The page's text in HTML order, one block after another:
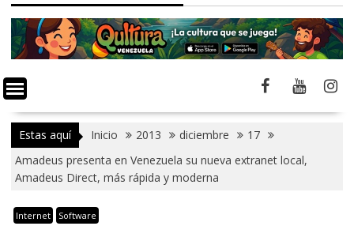
Estas aquí Inicio 2013 diciembre
17
Amadeus presenta en Venezuela su nueva extranet local,
Amadeus Direct, más rápida y moderna
Internet Software